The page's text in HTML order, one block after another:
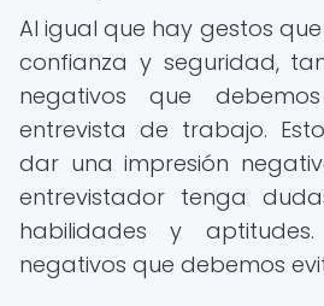
Al igual que hay gestos
confianza y seguridad,
negativos que
entrevista de trabajo.
dar una impresión
entrevistador tenga
habilidades y
negativos que debemos